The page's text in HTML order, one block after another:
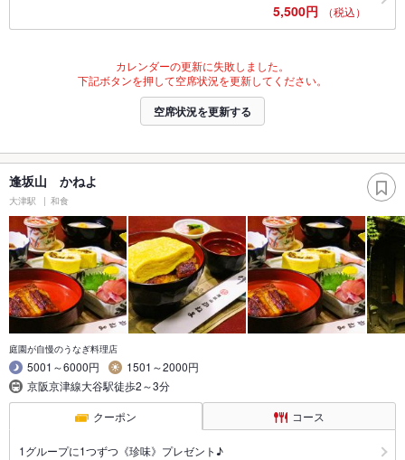
5,500円 （税込）
カレンダーの更新に失敗しました。
下記ボタンを押して空席状況を更新してください。
空席状況を更新する
逢坂山 かねよ
大津駅 和食
庭園が自慢のうなぎ料理店
5001～6000円
1501～2000円
京阪京津線大谷駅徒歩2～3分
クーポン コース
1グループに1つずつ《珍味》プレゼント♪